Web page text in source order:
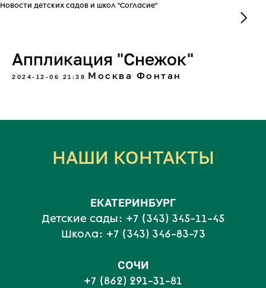
Новости детских садов и школ "Согласие"
Аппликация "Снежок"
2024-12-06 21:38 Москва Фонтан
НАШИ КОНТАКТЫ
ЕКАТЕРИНБУРГ
Детские сады: +7 (343) 345-11-45
Школа: +7 (343) 346-83-73
СОЧИ
+7 (862) 291-31-81